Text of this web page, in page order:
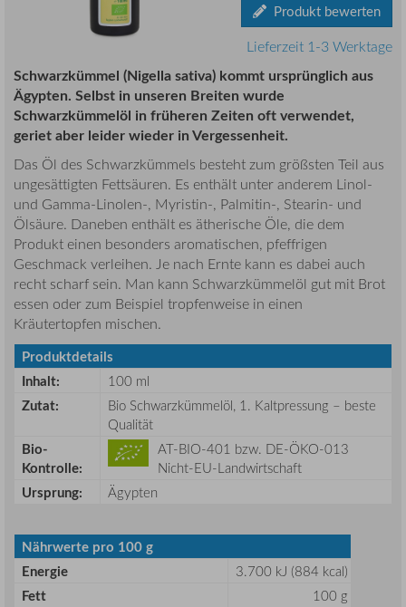
Produkt bewerten
Lieferzeit 1-3 Werktage
Schwarzkümmel (Nigella sativa) kommt ursprünglich aus
Ägypten. Selbst in unseren Breiten wurde
Schwarzkümmelöl in früheren Zeiten oft verwendet,
geriet aber leider wieder in Vergessenheit.
Das Öl des Schwarzkümmels besteht zum größsten Teil aus
ungesättigten Fettsäuren. Es enthält unter anderem Linol-
und Gamma-Linolen-, Myristin-, Palmitin-, Stearin- und
Ölsäure. Daneben enthält es ätherische Öle, die dem
Produkt einen besonders aromatischen, pfeffrigen
Geschmack verleihen. Je nach Ernte kann es dabei auch
recht scharf sein. Man kann Schwarzkümmelöl gut mit Brot
essen oder zum Beispiel tropfenweise in einen
Kräutertopfen mischen.
Produktdetails
Inhalt:
100 ml
Zutat:
Bio Schwarzkümmelöl, 1. Kaltpressung – beste
Qualität
Bio-
Kontrolle:
AT-BIO-401 bzw. DE-ÖKO-013
Nicht-EU-Landwirtschaft
Ursprung: Ägypten
Nährwerte pro 100 g
Energie
3.700 kJ (884 kcal)
Fett
100 g